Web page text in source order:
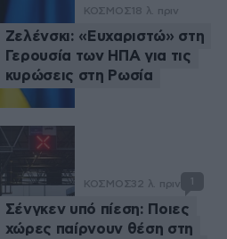
ΚΟΣΜΟΣ 18 λ. πριν
Ζελένσκι: «Ευχαριστώ» στη
Γερουσία των ΗΠΑ για τις
κυρώσεις στη Ρωσία
ΚΟΣΜΟΣ32 λ. πριν 1
Σένγκεν υπό πίεση: Ποιες
χώρες παίρνουν θέση στη